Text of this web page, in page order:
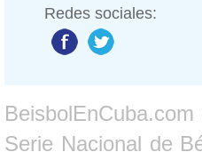
Redes sociales:
Serie Nacional de